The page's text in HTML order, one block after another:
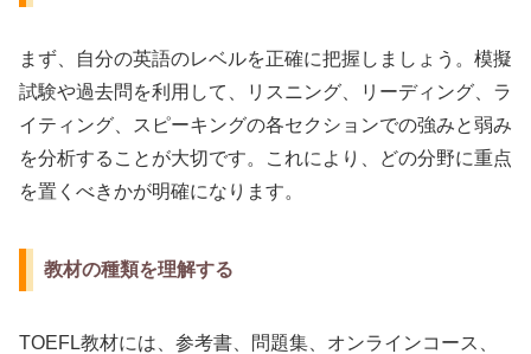
まず、自分の英語のレベルを正確に把握しましょう。模擬
試験や過去問を利用して、リスニング、リーディング、ラ
イティング、スピーキングの各セクションでの強みと弱み
を分析することが大切です。これにより、どの分野に重点
を置くべきかが明確になります。
教材の種類を理解する
TOEFL教材には、参考書、問題集、オンラインコース、